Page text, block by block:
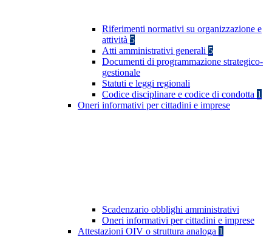
Riferimenti normativi su organizzazione e
attività 5
Atti amministrativi generali 5
Documenti di programmazione strategico-
gestionale
Statuti e leggi regionali
Codice disciplinare e codice di condotta 1
Oneri informativi per cittadini e imprese
Scadenzario obblighi amministrativi
Oneri informativi per cittadini e imprese
Attestazioni OIV o struttura analoga 1